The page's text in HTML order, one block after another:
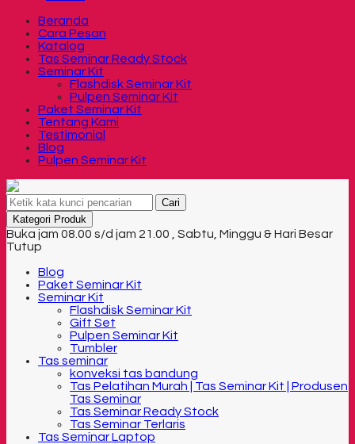
Beranda
Cara Pesan
Katalog
Tas Seminar Ready Stock
Seminar Kit
Flashdisk Seminar Kit
Pulpen Seminar Kit
Paket Seminar Kit
Tentang Kami
Testimonial
Blog
Pulpen Seminar Kit
Cari
Kategori Produk
Buka jam 08.00 s/d jam 21.00 , Sabtu, Minggu & Hari Besar
Tutup
Blog
Paket Seminar Kit
Seminar Kit
Flashdisk Seminar Kit
Gift Set
Pulpen Seminar Kit
Tumbler
Tas seminar
konveksi tas bandung
Tas Pelatihan Murah | Tas Seminar Kit | Produsen
Tas Seminar
Tas Seminar Ready Stock
Tas Seminar Terlaris
Tas Seminar Laptop